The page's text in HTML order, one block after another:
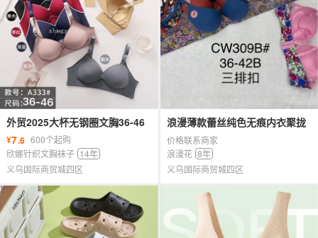
外贸2025大杯无钢圈文胸36-46
码立体杯12件混色混码
¥7.6 600个起购
欣娜针织文胸袜子 14年
义乌国际商贸城四区
浪漫薄款蕾丝纯色无痕内衣聚拢
胸罩
价格联系商家
浪漫花 8年
义乌国际商贸城四区